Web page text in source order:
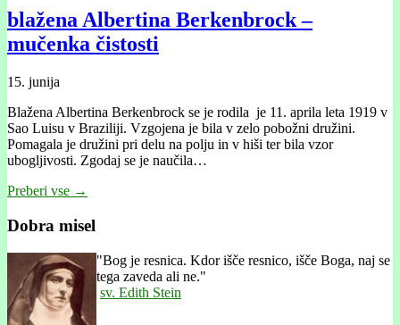
blažena Albertina Berkenbrock –
mučenka čistosti
15. junija
Blažena Albertina Berkenbrock se je rodila je 11. aprila leta 1919 v
Sao Luisu v Braziliji. Vzgojena je bila v zelo pobožni družini.
Pomagala je družini pri delu na polju in v hiši ter bila vzor
ubogljivosti. Zgodaj se je naučila…
Preberi vse →
Dobra misel
"Bog je resnica. Kdor išče resnico, išče Boga, naj se
tega zaveda ali ne."
sv. Edith Stein